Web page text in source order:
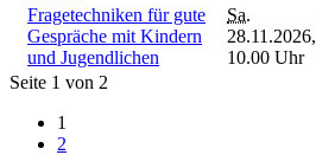
Fragetechniken für gute
Gespräche mit Kindern
und Jugendlichen
Sa.
28.11.2026,
10.00 Uhr
Seite 1 von 2
1
2